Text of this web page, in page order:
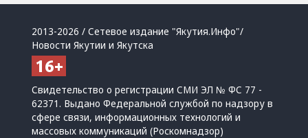
2013-2026 / Сетевое издание "Якутия.Инфо"/
Новости Якутии и Якутска
Свидетельство о регистрации СМИ ЭЛ № ФС 77 -
62371. Выдано Федеральной службой по надзору в
сфере связи, информационных технологий и
массовых коммуникаций (Роскомнадзор)